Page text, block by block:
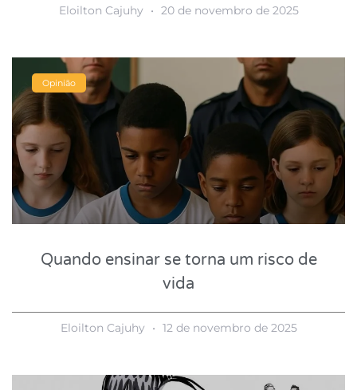
Eloilton Cajuhy 20 de novembro de 2025
Opinião
Quando ensinar se torna um risco de
vida
Eloilton Cajuhy 12 de novembro de 2025